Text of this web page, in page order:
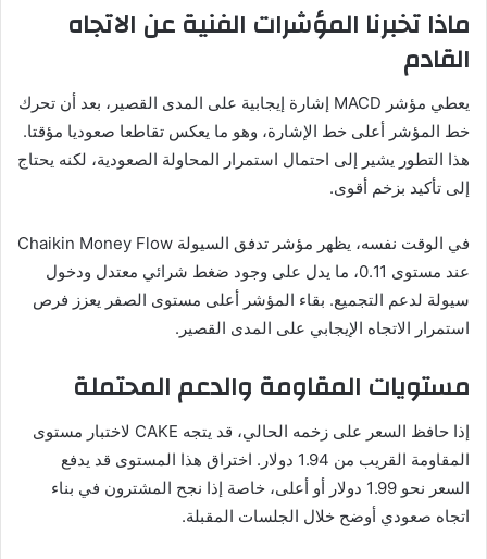
ماذا تخبرنا المؤشرات الفنية عن الاتجاه
القادم
يعطي مؤشر MACD إشارة إيجابية على المدى القصير، بعد أن تحرك
خط المؤشر أعلى خط الإشارة، وهو ما يعكس تقاطعا صعوديا مؤقتا.
هذا التطور يشير إلى احتمال استمرار المحاولة الصعودية، لكنه يحتاج
إلى تأكيد بزخم أقوى.
في الوقت نفسه، يظهر مؤشر تدفق السيولة Chaikin Money Flow
عند مستوى 0.11، ما يدل على وجود ضغط شرائي معتدل ودخول
سيولة لدعم التجميع. بقاء المؤشر أعلى مستوى الصفر يعزز فرص
استمرار الاتجاه الإيجابي على المدى القصير.
مستويات المقاومة والدعم المحتملة
إذا حافظ السعر على زخمه الحالي، قد يتجه CAKE لاختبار مستوى
المقاومة القريب من 1.94 دولار. اختراق هذا المستوى قد يدفع
السعر نحو 1.99 دولار أو أعلى، خاصة إذا نجح المشترون في بناء
اتجاه صعودي أوضح خلال الجلسات المقبلة.